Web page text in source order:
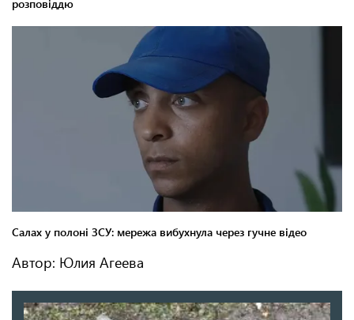
Автор: Юлия Агеева